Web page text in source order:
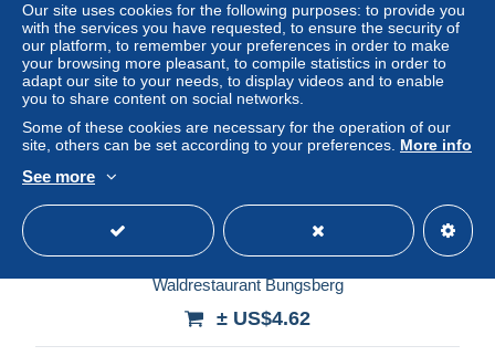
New
Waldrestaurant Bungsberg
± US$4.62
Our site uses cookies for the following purposes: to provide you
with the services you have requested, to ensure the security of
our platform, to remember your preferences in order to make
your browsing more pleasant, to compile statistics in order to
adapt our site to your needs, to display videos and to enable
you to share content on social networks.
Some of these cookies are necessary for the operation of our
site, others can be set according to your preferences. More info
See more